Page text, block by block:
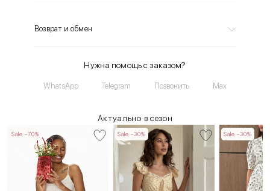
Возврат и обмен
Нужна помощь с заказом?
WhatsApp Telegram Позвонить Max
Актуально в сезон
Sale -70% Sale -30% Sale -30%